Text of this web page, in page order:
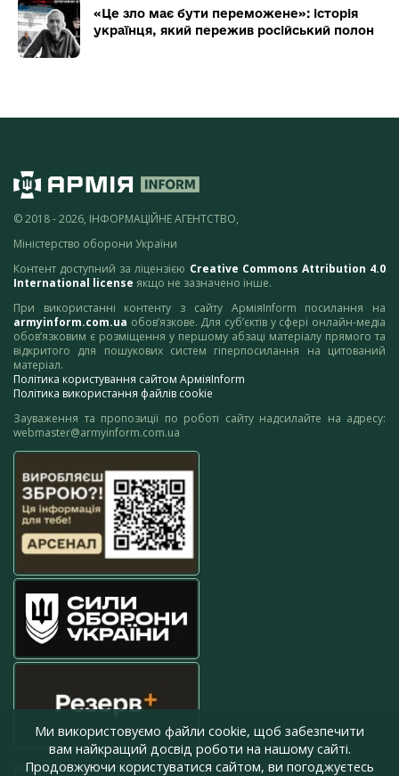
«Це зло має бути переможене»: історія
українця, який пережив російський полон
© 2018 - 2026, ІНФОРМАЦІЙНЕ АГЕНТСТВО,
Міністерство оборони України
Контент доступний за ліцензією Creative Commons Attribution 4.0
International license якщо не зазначено інше.
При використанні контенту з сайту АрміяInform посилання на
armyinform.com.ua обов’язкове. Для суб’єктів у сфері онлайн-медіа
обов’язковим є розміщення у першому абзаці матеріалу прямого та
відкритого для пошукових систем гіперпосилання на цитований
матеріал.
Політика користування сайтом АрміяInform
Політика використання файлів cookie
Зауваження та пропозиції по роботі сайту надсилайте на адресу:
webmaster@armyinform.com.ua
press@armyinform.com.ua
Ми використовуємо файли cookie, щоб забезпечити
вам найкращий досвід роботи на нашому сайті.
Продовжуючи користуватися сайтом, ви погоджуєтесь